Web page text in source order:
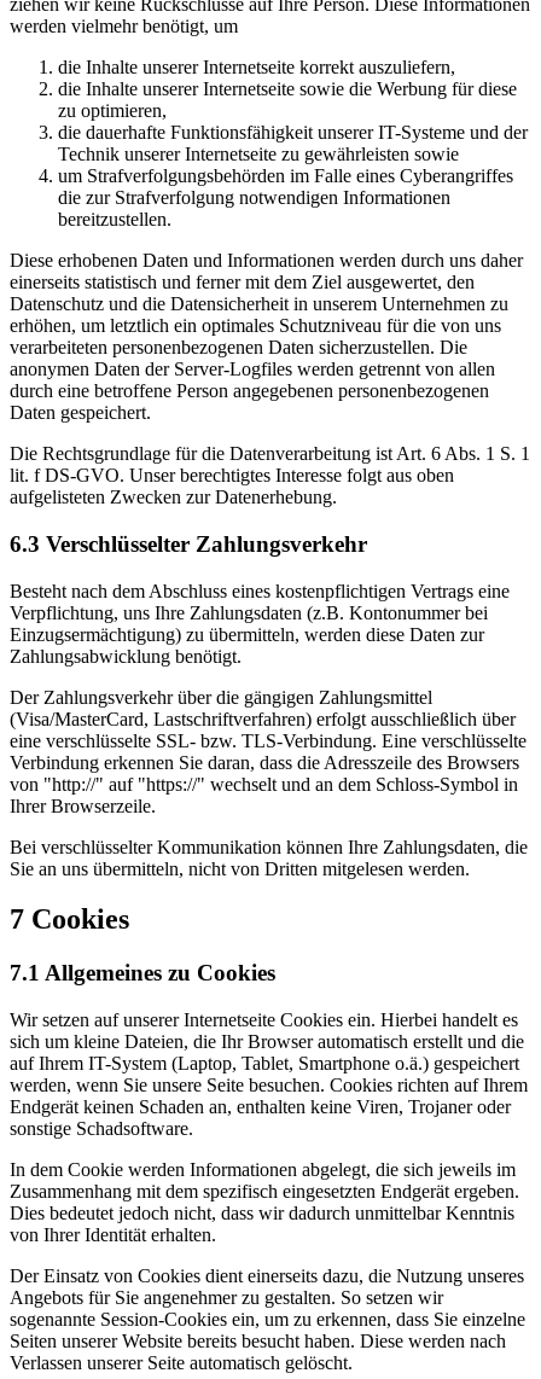
ziehen wir keine Rückschlüsse auf Ihre Person. Diese Informationen
werden vielmehr benötigt, um
die Inhalte unserer Internetseite korrekt auszuliefern,
die Inhalte unserer Internetseite sowie die Werbung für diese
zu optimieren,
die dauerhafte Funktionsfähigkeit unserer IT-Systeme und der
Technik unserer Internetseite zu gewährleisten sowie
um Strafverfolgungsbehörden im Falle eines Cyberangriffes
die zur Strafverfolgung notwendigen Informationen
bereitzustellen.
Diese erhobenen Daten und Informationen werden durch uns daher
einerseits statistisch und ferner mit dem Ziel ausgewertet, den
Datenschutz und die Datensicherheit in unserem Unternehmen zu
erhöhen, um letztlich ein optimales Schutzniveau für die von uns
verarbeiteten personenbezogenen Daten sicherzustellen. Die
anonymen Daten der Server-Logfiles werden getrennt von allen
durch eine betroffene Person angegebenen personenbezogenen
Daten gespeichert.
Die Rechtsgrundlage für die Datenverarbeitung ist Art. 6 Abs. 1 S. 1
lit. f DS-GVO. Unser berechtigtes Interesse folgt aus oben
aufgelisteten Zwecken zur Datenerhebung.
6.3 Verschlüsselter Zahlungsverkehr
Besteht nach dem Abschluss eines kostenpflichtigen Vertrags eine
Verpflichtung, uns Ihre Zahlungsdaten (z.B. Kontonummer bei
Einzugsermächtigung) zu übermitteln, werden diese Daten zur
Zahlungsabwicklung benötigt.
Der Zahlungsverkehr über die gängigen Zahlungsmittel
(Visa/MasterCard, Lastschriftverfahren) erfolgt ausschließlich über
eine verschlüsselte SSL- bzw. TLS-Verbindung. Eine verschlüsselte
Verbindung erkennen Sie daran, dass die Adresszeile des Browsers
von "http://" auf "https://" wechselt und an dem Schloss-Symbol in
Ihrer Browserzeile.
Bei verschlüsselter Kommunikation können Ihre Zahlungsdaten, die
Sie an uns übermitteln, nicht von Dritten mitgelesen werden.
7 Cookies
7.1 Allgemeines zu Cookies
Wir setzen auf unserer Internetseite Cookies ein. Hierbei handelt es
sich um kleine Dateien, die Ihr Browser automatisch erstellt und die
auf Ihrem IT-System (Laptop, Tablet, Smartphone o.ä.) gespeichert
werden, wenn Sie unsere Seite besuchen. Cookies richten auf Ihrem
Endgerät keinen Schaden an, enthalten keine Viren, Trojaner oder
sonstige Schadsoftware.
In dem Cookie werden Informationen abgelegt, die sich jeweils im
Zusammenhang mit dem spezifisch eingesetzten Endgerät ergeben.
Dies bedeutet jedoch nicht, dass wir dadurch unmittelbar Kenntnis
von Ihrer Identität erhalten.
Der Einsatz von Cookies dient einerseits dazu, die Nutzung unseres
Angebots für Sie angenehmer zu gestalten. So setzen wir
sogenannte Session-Cookies ein, um zu erkennen, dass Sie einzelne
Seiten unserer Website bereits besucht haben. Diese werden nach
Verlassen unserer Seite automatisch gelöscht.